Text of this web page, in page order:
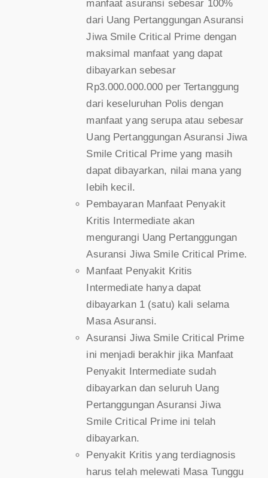
manfaat asuransi sebesar 100%
dari Uang Pertanggungan Asuransi
Jiwa Smile Critical Prime dengan
maksimal manfaat yang dapat
dibayarkan sebesar
Rp3.000.000.000 per Tertanggung
dari keseluruhan Polis dengan
manfaat yang serupa atau sebesar
Uang Pertanggungan Asuransi Jiwa
Smile Critical Prime yang masih
dapat dibayarkan, nilai mana yang
lebih kecil.
Pembayaran Manfaat Penyakit
Kritis Intermediate akan
mengurangi Uang Pertanggungan
Asuransi Jiwa Smile Critical Prime.
Manfaat Penyakit Kritis
Intermediate hanya dapat
dibayarkan 1 (satu) kali selama
Masa Asuransi.
Asuransi Jiwa Smile Critical Prime
ini menjadi berakhir jika Manfaat
Penyakit Intermediate sudah
dibayarkan dan seluruh Uang
Pertanggungan Asuransi Jiwa
Smile Critical Prime ini telah
dibayarkan.
Penyakit Kritis yang terdiagnosis
harus telah melewati Masa Tunggu